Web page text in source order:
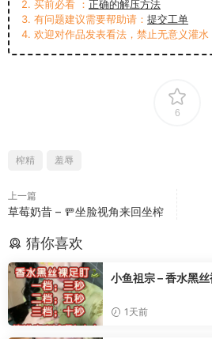
2. 买前必看 ： 正确的解压方法
3. 有问题建议需要帮助请： 提交工单
4. 欢迎对作品发表看法，禁止无意义灌水
6
榨精 羞辱
上一篇
草莓奶昔 – 🚥坐脸视角来回坐榨
猜你喜欢
小鱼祖宗 – 香水黑
1天前